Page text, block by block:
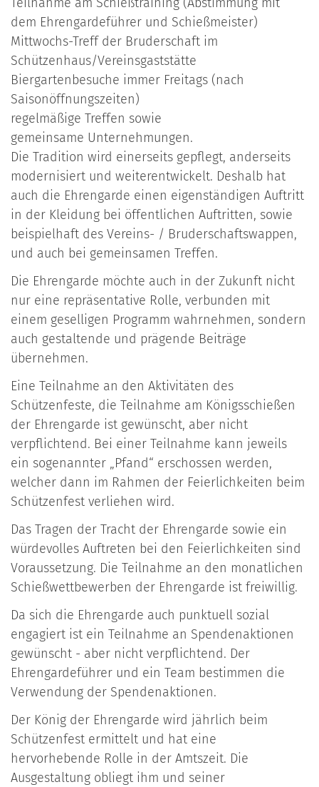
dem Ehrengardeführer und Schießmeister)
Mittwochs-Treff der Bruderschaft im
Schützenhaus/Vereinsgaststätte
Biergartenbesuche immer Freitags (nach
Saisonöffnungszeiten)
regelmäßige Treffen sowie
gemeinsame Unternehmungen.
Die Tradition wird einerseits gepflegt, anderseits
modernisiert und weiterentwickelt. Deshalb hat
auch die Ehrengarde einen eigenständigen Auftritt
in der Kleidung bei öffentlichen Auftritten, sowie
beispielhaft des Vereins- / Bruderschaftswappen,
und auch bei gemeinsamen Treffen.
Die Ehrengarde möchte auch in der Zukunft nicht
nur eine repräsentative Rolle, verbunden mit
einem geselligen Programm wahrnehmen, sondern
auch gestaltende und prägende Beiträge
übernehmen.
Eine Teilnahme an den Aktivitäten des
Schützenfeste, die Teilnahme am Königsschießen
der Ehrengarde ist gewünscht, aber nicht
verpflichtend. Bei einer Teilnahme kann jeweils
ein sogenannter „Pfand“ erschossen werden,
welcher dann im Rahmen der Feierlichkeiten beim
Schützenfest verliehen wird.
Das Tragen der Tracht der Ehrengarde sowie ein
würdevolles Auftreten bei den Feierlichkeiten sind
Voraussetzung. Die Teilnahme an den monatlichen
Schießwettbewerben der Ehrengarde ist freiwillig.
Da sich die Ehrengarde auch punktuell sozial
engagiert ist ein Teilnahme an Spendenaktionen
gewünscht - aber nicht verpflichtend. Der
Ehrengardeführer und ein Team bestimmen die
Verwendung der Spendenaktionen.
Der König der Ehrengarde wird jährlich beim
Schützenfest ermittelt und hat eine
hervorhebende Rolle in der Amtszeit. Die
Ausgestaltung obliegt ihm und seiner